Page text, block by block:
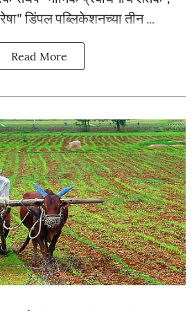
डिंपल पब्लिकेशनच्या तीन ...
Read More